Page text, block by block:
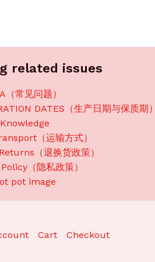
related issues
（常见问题）
DATES（生产日期与保质期
Knowledge
（运输方式）
（退换货政策）
（隐私政策）
pot image
Cart Checkout